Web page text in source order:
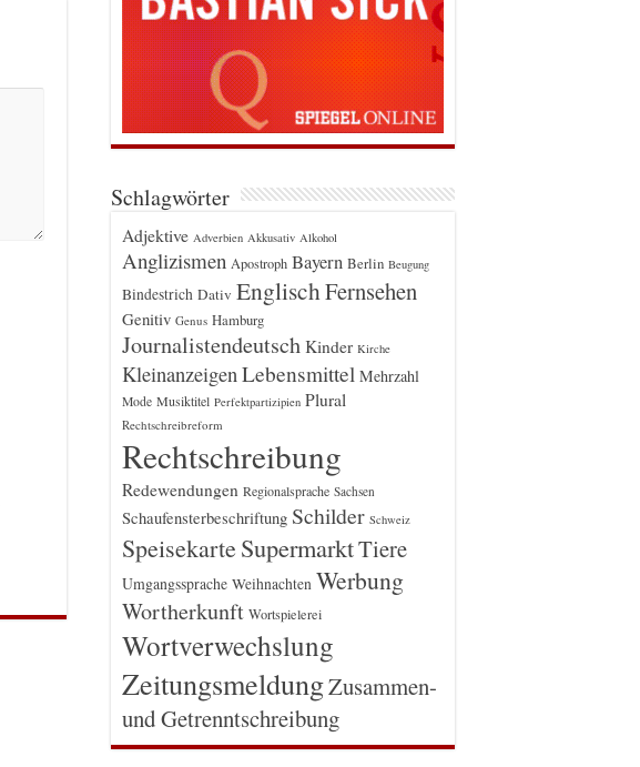
Schlagwörter
Adjektive Adverbien Akkusativ Alkohol
Anglizismen Apostroph Bayern Berlin Beugung
Bindestrich Dativ EnglischFernsehen
Genitiv Genus Hamburg
Journalistendeutsch Kinder Kirche
Kleinanzeigen Lebensmittel Mehrzahl
Mode Musiktitel Perfektpartizipien Plural
Rechtschreibreform
Rechtschreibung
Redewendungen Regionalsprache Sachsen
Schaufensterbeschriftung Schilder Schweiz
Speisekarte SupermarktTiere
Umgangssprache Weihnachten Werbung
Wortherkunft Wortspielerei
Wortverwechslung
ZeitungsmeldungZusammen-
und Getrenntschreibung